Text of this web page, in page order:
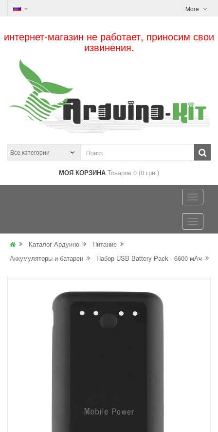
More
интернет-магазин не работает, приносим свои
извинения.
МОЯ КОРЗИНА Товаров 0 (0 грн.)
Каталог Ардуино
Питание
Аккумуляторы и батареи
Набор USB Battery Pack - 6600 мАч